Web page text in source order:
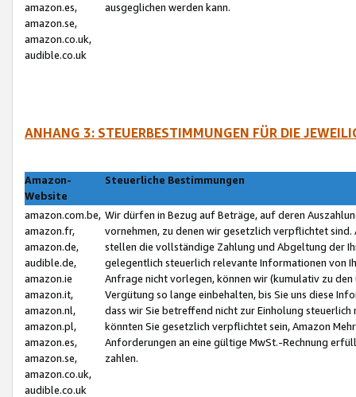
amazon.es,
amazon.se,
amazon.co.uk,
audible.co.uk
ausgeglichen werden kann.
ANHANG 3: STEUERBESTIMMUNGEN FÜR DIE
Amazon-
Website
Steuerliche Bestimmungen
amazon.com.be,
amazon.fr,
amazon.de,
audible.de,
amazon.ie
amazon.it,
amazon.nl,
amazon.pl,
amazon.es,
amazon.se,
amazon.co.uk,
audible.co.uk
Wir dürfen in Bezug auf Beträge, auf deren
vornehmen, zu denen wir gesetzlich verpflichtet
stellen die vollständige Zahlung und Abgeltung der
gelegentlich steuerlich relevante Informationen von
Anfrage nicht vorlegen, können wir (kumulativ zu
Vergütung so lange einbehalten, bis Sie uns diese
dass wir Sie betreffend nicht zur Einholung
könnten Sie gesetzlich verpflichtet sein, Amazon
Anforderungen an eine gültige MwSt.-Rechnung
zahlen.